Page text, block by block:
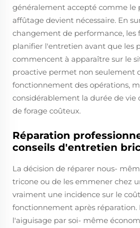
généralement accepté comme le
affûtage devient nécessaire. En
changement de performance, les
planifier l'entretien avant que les
commencent à apparaître sur le
proactive permet non seulement
fonctionnement des opérations,
considérablement la durée de vie
de forage coûteux.
Réparation
conseils d'entretien
La décision de réparer nous-
tricone ou de les emmener chez
vraiment une incidence sur le
fonctionnement après réparation.
l'aiguisage par soi- même